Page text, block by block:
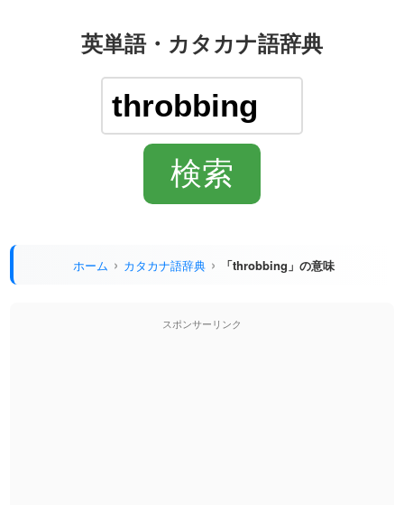
英単語・カタカナ語辞典
ホーム カタカナ語辞典 「throbbing」の意味
スポンサーリンク